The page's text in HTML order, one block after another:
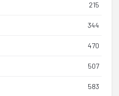
215
344
470
507
583